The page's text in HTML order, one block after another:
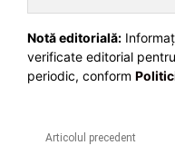
Notă editorială:
verificate editorial
periodic, conform
Articolul precedent